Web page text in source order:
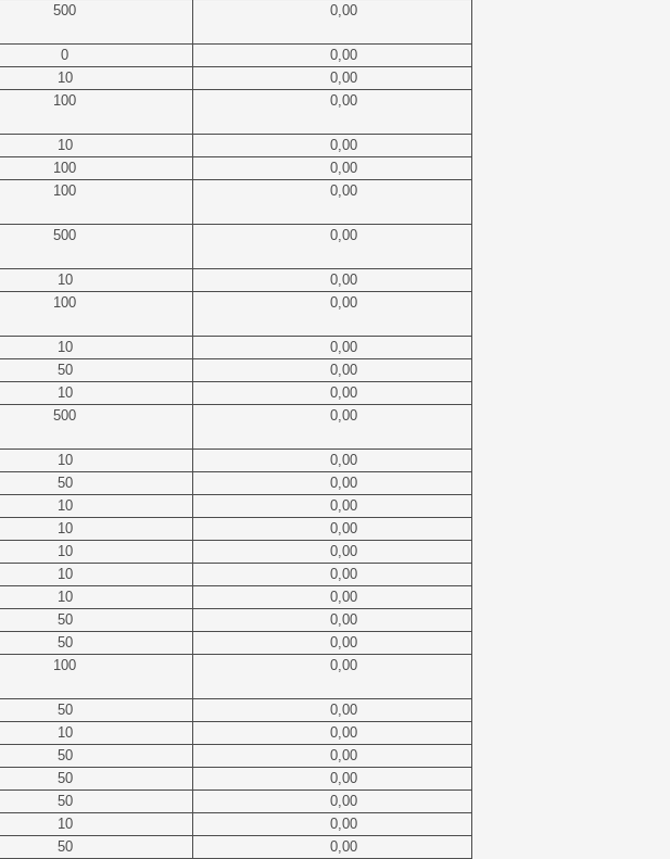
500 0,00
0
0,00
10
0,00
100 0,00
10
0,00
100
0,00
100 0,00
500 0,00
10
0,00
100 0,00
10
0,00
50
0,00
10
0,00
500 0,00
10
0,00
50
0,00
10
0,00
10
0,00
10
0,00
10
0,00
10
0,00
50
0,00
50
0,00
100 0,00
50
0,00
10
0,00
50
0,00
50
0,00
50
0,00
10
0,00
50
0,00